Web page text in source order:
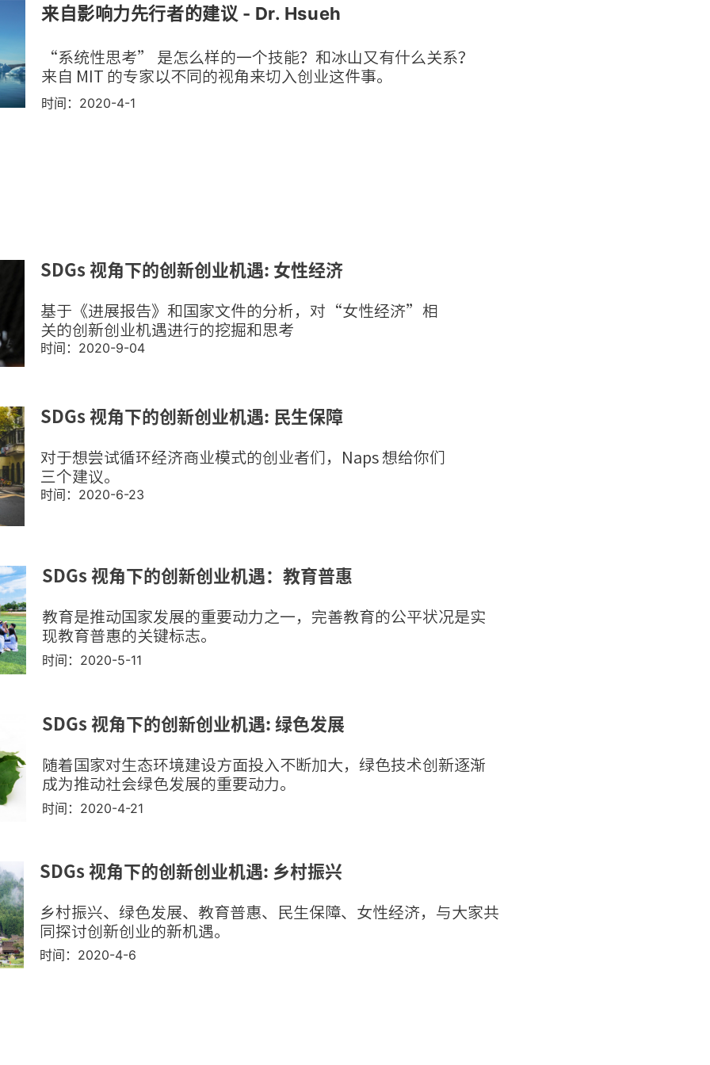
来自影响力先行者的建议 - Dr. Hsueh
“系统性思考” 是怎么样的一个技能？和冰山又有什么关系？
来自 MIT 的专家以不同的视角来切入创业这件事。
时间：2020-4-1
SDGs 视角下的创新创业机遇: 女性经济
基于《进展报告》和国家文件的分析，对“女性经济”相
关的创新创业机遇进行的挖掘和思考
时间：2020-9-04
SDGs 视角下的创新创业机遇: 民生保障
对于想尝试循环经济商业模式的创业者们，Naps 想给你们
三个建议。
时间：2020-6-23
SDGs 视角下的创新创业机遇：教育普惠
教育是推动国家发展的重要动力之一， 完善教育的公平状况是实
现教育普惠的关键标志。
时间：2020-5-11
SDGs 视角下的创新创业机遇: 绿色发展
随着国家对生态环境建设方面投入不断加大，绿色技术创新逐渐
成为推动社会绿色发展的重要动力。
时间：2020-4-21
SDGs 视角下的创新创业机遇: 乡村振兴
乡村振兴、绿色发展、教育普惠、民生保障、女性经济，与大家共
同探讨创新创业的新机遇。
时间：2020-4-6